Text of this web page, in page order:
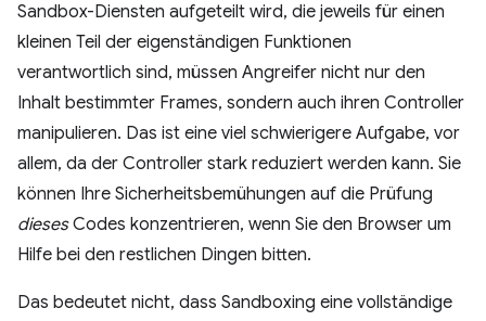
Sandbox-Diensten aufgeteilt wird, die jeweils für einen
kleinen Teil der eigenständigen Funktionen
verantwortlich sind, müssen Angreifer nicht nur den
Inhalt bestimmter Frames, sondern auch ihren Controller
manipulieren. Das ist eine viel schwierigere Aufgabe, vor
allem, da der Controller stark reduziert werden kann. Sie
können Ihre Sicherheitsbemühungen auf die Prüfung
diesesCodes konzentrieren, wenn Sie den Browser um
Hilfe bei den restlichen Dingen bitten.
Das bedeutet nicht, dass Sandboxing eine vollständige